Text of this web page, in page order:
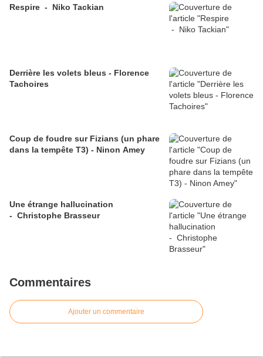
Respire - Niko Tackian
Derrière les volets bleus - Florence
Tachoires
Coup de foudre sur Fizians (un phare
dans la tempête T3) - Ninon Amey
Une étrange hallucination
- Christophe Brasseur
Commentaires
Ajouter un commentaire